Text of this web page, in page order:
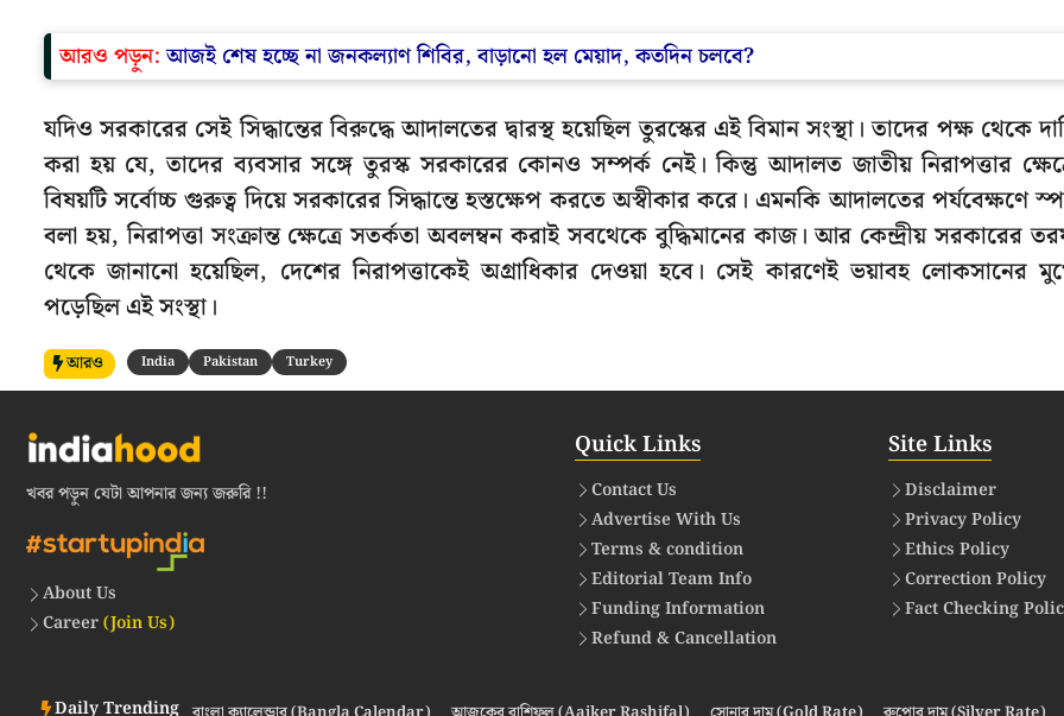
আরও পড়ুন:আজই শেষ হচ্ছে না জনকল্যাণ শিবির, বাড়ানো হল মেয়াদ, কতদিন চলবে?
যদিও সরকারের সেই সিদ্ধান্তের বিরুদ্ধে আদালতের দ্বারস্থ হয়েছিল তুরস্কের এই বিমান সংস্থা। তাদের পক্ষ থেকে
করা হয় যে, তাদের ব্যবসার সঙ্গে তুরস্ক সরকারের কোনও সম্পর্ক নেই। কিন্তু আদালত জাতীয় নিরাপত্তার
বিষয়টি সর্বোচ্চ গুরুত্ব দিয়ে সরকারের সিদ্ধান্তে হস্তক্ষেপ করতে অস্বীকার করে। এমনকি আদালতের পর্যবেক্ষণে
বলা হয়, নিরাপত্তা সংক্রান্ত ক্ষেত্রে সতর্কতা অবলম্বন করাই সবথেকে বুদ্ধিমানের কাজ। আর কেন্দ্রীয় সরকারের
থেকে জানানো হয়েছিল, দেশের নিরাপত্তাকেই অগ্রাধিকার দেওয়া হবে। সেই কারণেই ভয়াবহ লোকসানের
পড়েছিল এই সংস্থা।
আরও India Pakistan Turkey
খবর পড়ুন যেটা আপনার জন্য জরুরি !!
About Us
Career(Join Us)
Quick Links
Contact Us
Advertise With Us
Terms & condition
Editorial Team Info
Funding Information
Refund & Cancellation
Site Links
Disclaimer
Privacy Policy
Ethics Policy
Correction Policy
Fact Checking
Daily Trending